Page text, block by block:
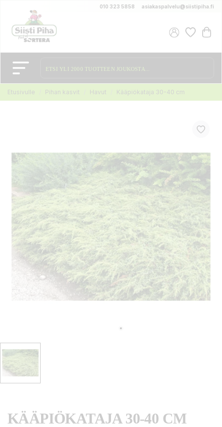
010 323 5858 asiakaspalvelu@siistipiha.fi
Etusivulle Pihan kasvit Havut Kääpiökataja 30-40 cm
KÄÄPIÖKATAJA 30-40 CM